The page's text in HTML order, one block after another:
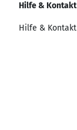
Hilfe & Kontakt
Hilfe & Kontakt